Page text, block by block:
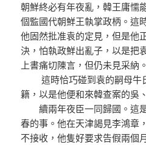
朝鮮終必有年夜亂，韓王庸懦
個監國代朝鮮王執掌政柄。這
他固然批准袁的定見，但是他
決，怕執政鮮出亂子，以是把
上書痛切陳言，但仍未見采納。
這時恰巧碰到袁的嗣母牛
籍，以是他便和來韓查案的吳、
續兩年夜臣一同歸國。這
春的事。他在天津謁見李鴻章
不接收，他隻好要求告假兩個